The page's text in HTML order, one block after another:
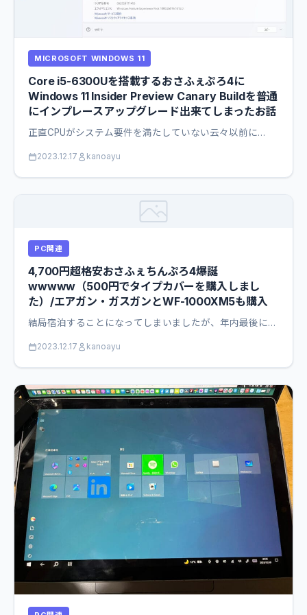
MICROSOFT WINDOWS 11
Core i5-6300Uを搭載するおさふぇぷろ4に
Windows 11 Insider Preview Canary Buildを普通
にインプレースアップグレード出来てしまったお話
正直CPUがシステム要件を満たしていない云々以前に…
2023.12.17 kanoayu
PC関連
4,700円超格安おさふぇちんぷろ4爆誕
wwwww（500円でタイプカバーを購入しまし
た）/エアガン・ガスガンとWF-1000XM5も購入
結局宿泊することになってしまいましたが、年内最後に…
2023.12.17 kanoayu